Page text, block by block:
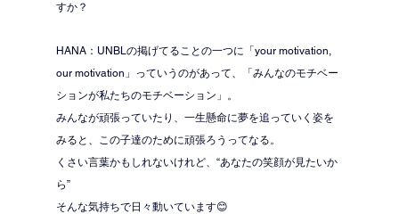
すか？
HANA：UNBLの掲げてることの一つに「your motivation,
our motivation」っていうのがあって、「みんなのモチベー
ションが私たちのモチベーション」。
みんなが頑張っていたり、一生懸命に夢を追っていく姿を
みると、この子達のために頑張ろうってなる。
くさい言葉かもしれないけれど、“あなたの笑顔が見たいか
ら”
そんな気持ちで日々動いています😊